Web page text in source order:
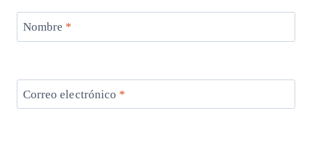
Nombre *
Correo electrónico *